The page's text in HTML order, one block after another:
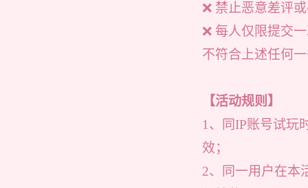
❌ 禁止恶意差评
❌ 每人仅限提交
不符合上述任何
【活动规则】
1、同IP账号试玩
效；
2、同一用户在本